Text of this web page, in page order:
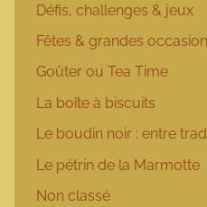
Défis, challenges & jeux
Fêtes & grandes
Goûter ou Tea Time
La boîte à biscuits
Le boudin noir : entre
Le pétrin de la Marmotte
Non classé